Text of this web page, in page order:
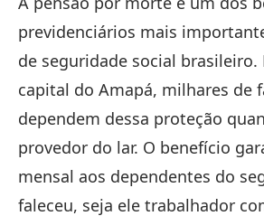
previdenciários mais
de seguridade social brasileiro.
capital do Amapá, milhares de
dependem dessa proteção
provedor do lar. O benefício
mensal aos dependentes do
faleceu, seja ele trabalhador